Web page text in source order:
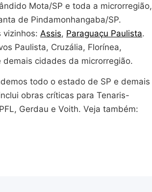
Mota/SP e toda a microrregião,
de Pindamonhangaba/SP.
vizinhos: Assis, Paraguaçu Paulista.
Paulista, Cruzália, Florínea,
cidades da microrregião.
todo o estado de SP e demais
obras críticas para Tenaris-
Gerdau e Voith. Veja também: